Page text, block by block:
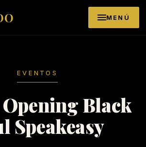
MENÚ
EVENTOS
Black
Speakeasy